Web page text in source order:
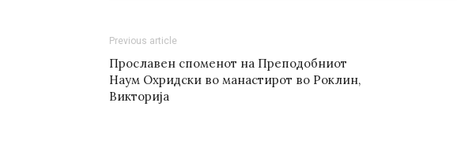
Previous article
Прославен споменот на Преподобниот
Наум Охридски во манастирот во Роклин,
Викторија